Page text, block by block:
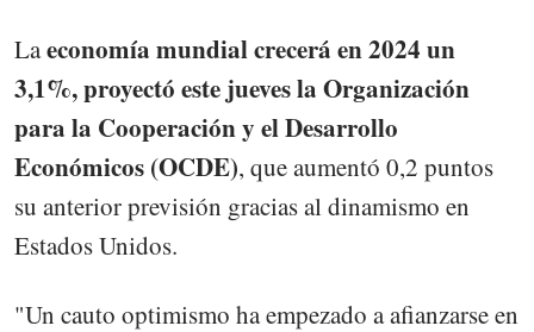
Laeconomía mundial crecerá en 2024 un
3,1%, proyectó este jueves la Organización
para la Cooperación y el Desarrollo
Económicos (OCDE), que aumentó 0,2 puntos
su anterior previsión gracias al dinamismo en
Estados Unidos.
"Un cauto optimismo ha empezado a afianzarse en